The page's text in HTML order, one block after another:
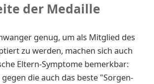
der Medaille
genug, um als Mitglied des
zu werden, machen sich auch
Eltern-Symptome bemerkbar:
die auch das beste "Sorgen-